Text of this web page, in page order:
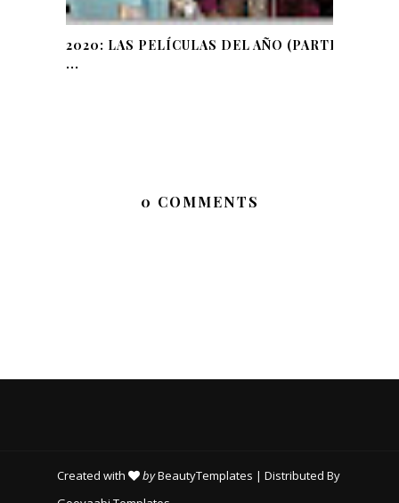
2020: LAS PELÍCULAS DEL AÑO (PARTE
...
0 COMMENTS
Created with byBeautyTemplates | Distributed By